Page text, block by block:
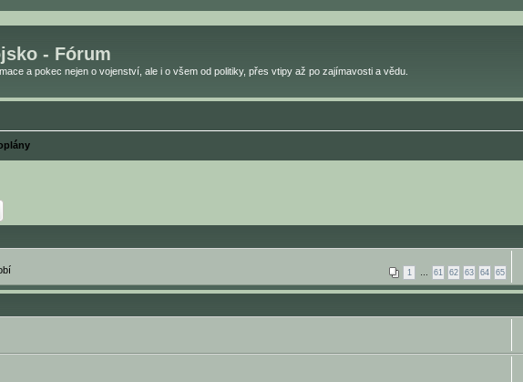
- Fórum
a pokec nejen o vojenství, ale i o všem od politiky, přes vtipy až po zajímavosti a vědu.
1 61 62 63 64 65